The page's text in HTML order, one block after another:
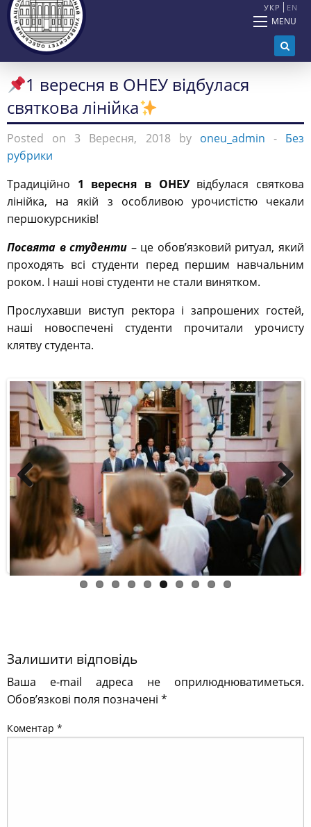
УКР EN
MENU
1 вересня в ОНЕУ відбулася
святкова лінійка
Posted on 3 Вересня, 2018 by oneu_admin - Без
рубрики
Традиційно 1 вересня в ОНЕУвідбулася святкова
лінійка, на якій з особливою урочистістю чекали
першокурсників!
Посвята в студенти – це обов’язковий ритуал, який
проходять всі студенти перед першим навчальним
роком. І наші нові студенти не стали винятком.
Прослухавши виступ ректора і запрошених гостей,
наші новоспечені студенти прочитали урочисту
клятву студента.
Previous Next
Залишити відповідь
Ваша e-mail адреса не оприлюднюватиметься.
Обов’язкові поля позначені *
Коментар *